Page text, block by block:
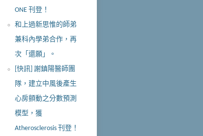
ONE 刊登！
和上過新思惟的師弟
兼科內學弟合作，再
次「還願」。
[快訊] 謝鎮陽醫師團
隊，建立中風後產生
心房顫動之分數預測
模型，獲
Atherosclerosis 刊登！